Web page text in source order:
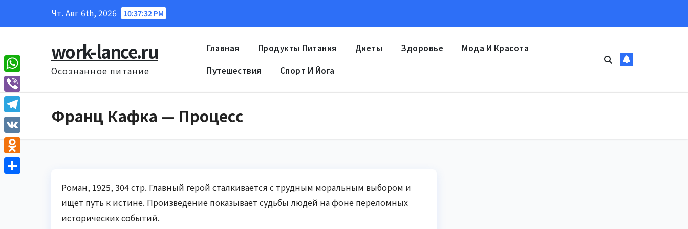
Чт. Авг 6th, 2026 10:37:33 PM
work-lance.ru
Осознанное питание
Главная Продукты Питания Диеты Здоровье Мода И Красота
Путешествия Спорт И Йога
Франц Кафка — Процесс
Роман, 1925, 304 стр. Главный герой сталкивается с трудным моральным выбором и
ищет путь к истине. Произведение показывает судьбы людей на фоне переломных
исторических событий.
W
h
a
t
A
p
V
i
b
e
T
e
l
e
V
K
O
d